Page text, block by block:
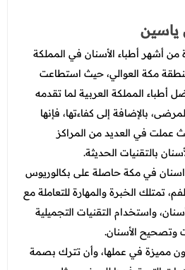
ياسين
من أشهر أطباء الأسنان في المملكة
مكة العوالي، حيث استطاعت
المملكة العربية لما تقدمه
بالإضافة إلى كفاءتها، فإنها
عملت في العديد من المراكز
بالتقنيات الحديثة.
في مكة حاصلة على بكالوريوس
تمتلك الخبرة والمهارة للتعاملة مع
واستخدام التقنيات التجميلية
وتصحيح الأسنان.
مميزة في عملها، وأن تترك بصمة